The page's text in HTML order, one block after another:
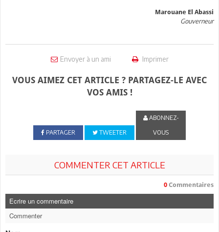
Marouane El Abassi
Gouverneur
Envoyer à un ami Imprimer
VOUS AIMEZ CET ARTICLE ? PARTAGEZ-LE AVEC
VOS AMIS !
PARTAGER TWEETER
ABONNEZ-
VOUS
COMMENTER CET ARTICLE
0 Commentaires
Ecrire un commentaire
Commenter